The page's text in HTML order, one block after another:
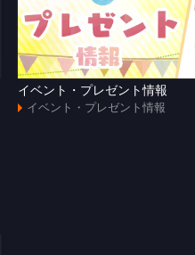
イベント・プレゼント情報
イベント・プレゼント情報